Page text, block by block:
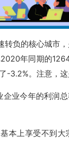
转负的核心城市
年同期的
-3.2%。注意，这
业今年的利润
本上享受不到